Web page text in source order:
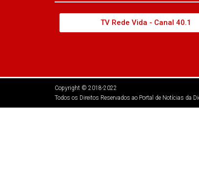
TV Rede Vida - Canal 40.1
Copyright © 2018-2022
Todos os Direitos Reservados ao Portal de Notícias da